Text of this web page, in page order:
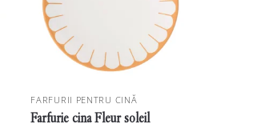
FARFURII PENTRU CINĂ
Farfurie cina Fleur soleil